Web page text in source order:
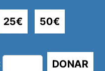
25€ 50€
DONAR